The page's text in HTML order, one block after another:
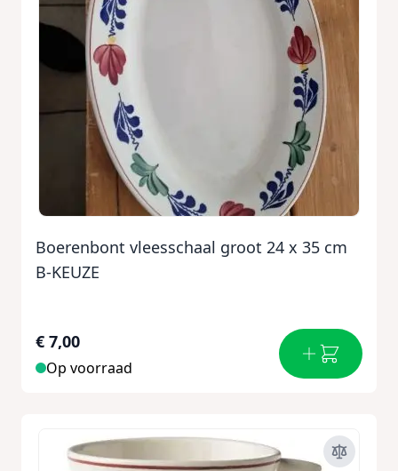
Boerenbont vleesschaal groot 24 x 35 cm
B-KEUZE
€ 7,00
Op voorraad